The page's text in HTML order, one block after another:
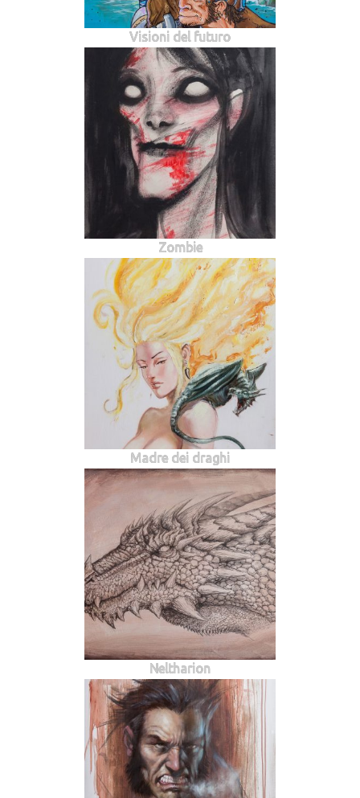
Visioni del futuro
Zombie
Madre dei draghi
Neltharion